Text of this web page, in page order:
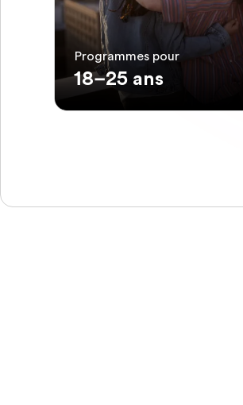
Programmes pour
18–25 ans